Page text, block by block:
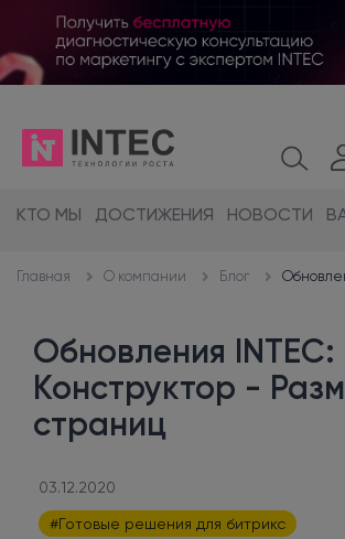
КТО МЫ ДОСТИЖЕНИЯ НОВОСТИ
Главная О компании Блог
Обновления INTEC:
Конструктор -
страниц
03.12.2020
#Готовые решения для битрикс